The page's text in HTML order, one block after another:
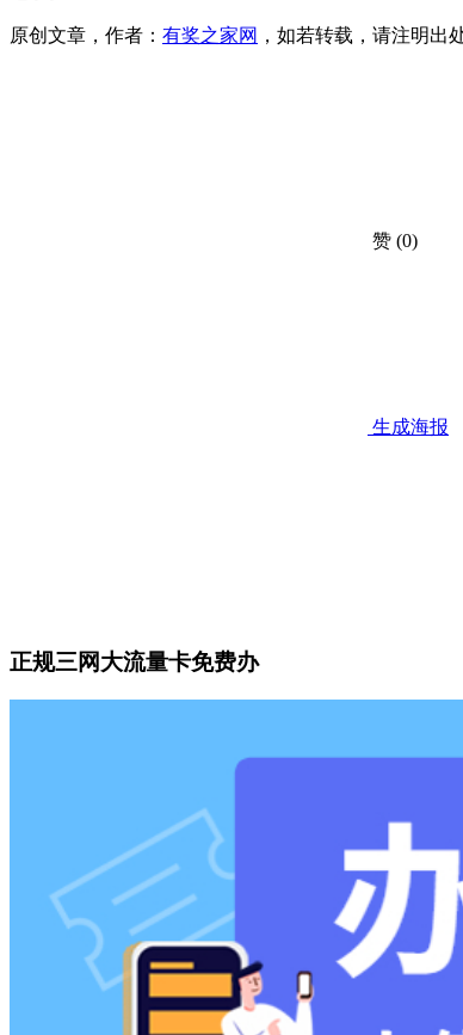
原创文章，作者： 有奖之家网 ，如若转载，请注明出
赞 (0)
生成海报
正规三网大流量卡免费办